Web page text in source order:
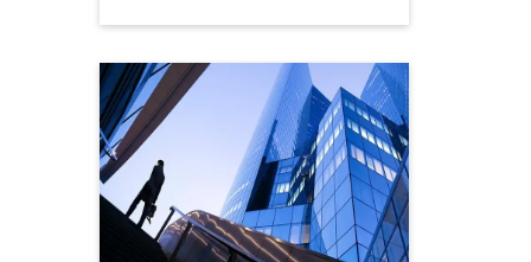
Estabilidade e Capacidade de Processo
Poder de detecção
Atitude Empreendedora
Detalhes do curso
Comprar Agora